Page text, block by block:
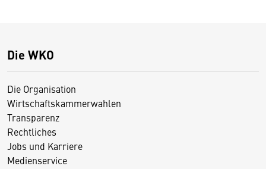
Die WKO
Die Organisation
Wirtschaftskammerwahlen
Transparenz
Rechtliches
Jobs und Karriere
Medienservice